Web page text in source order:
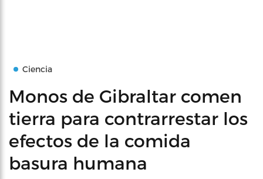
Ciencia
Monos de Gibraltar comen
tierra para contrarrestar los
efectos de la comida
basura humana